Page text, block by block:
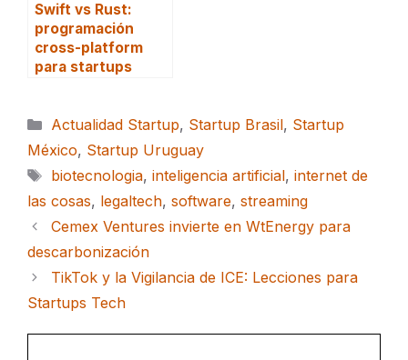
Swift vs Rust:
programación
cross-platform
para startups
Categorías
Actualidad Startup, Startup Brasil, Startup
México, Startup Uruguay
Etiquetas
biotecnologia, inteligencia artificial, internet de
las cosas, legaltech, software, streaming
Cemex Ventures invierte en WtEnergy para
descarbonización
TikTok y la Vigilancia de ICE: Lecciones para
Startups Tech